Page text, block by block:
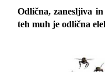
Odlična, zanesljiva
teh muh je odlična